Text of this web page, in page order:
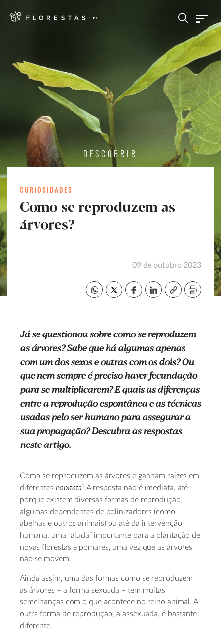
DESCOBRIR
CURIOSIDADES
Como se reproduzem as
árvores?
09 de outubro 2023
Já se questionou sobre como se reproduzem
as árvores? Sabe que há algumas apenas
com um dos sexos e outras com os dois? Ou
que nem sempre é preciso haver fecundação
para se multiplicarem? E quais as diferenças
entre a reprodução espontânea e as técnicas
usadas pelo ser humano para assegurar a
sua propagação? Descubra as respostas
neste artigo.
Como se reproduzem as árvores e ganham raízes em
diferentes habitats? A resposta não é imediata, até
porque existem diversas formas de reprodução,
algumas dependentes de polinizadores (como
abelhas e outros animais) ou até da intervenção
humana, uma “ajuda” importante para a plantação de
novas florestas e pomares, uma vez que as árvores
não se movem.
Ainda assim, uma das formas como se reproduzem
as árvores – a forma sexuada – tem muitas
semelhanças com o que acontece no reino animal. A
outra forma de reprodução, a assexuada, é bastante
diferente.